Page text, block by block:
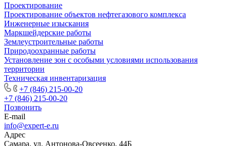
Проектирование
Проектирование объектов нефтегазового комплекса
Инженерные изыскания
Маркшейдерские работы
Землеустроительные работы
Природоохранные работы
Установление зон с особыми условиями использования
территории
Техническая инвентаризация
+7 (846) 215-00-20
+7 (846) 215-00-20
Позвонить
E-mail
info@expert-e.ru
Адрес
Самара, ул. Антонова-Овсеенко, 44Б